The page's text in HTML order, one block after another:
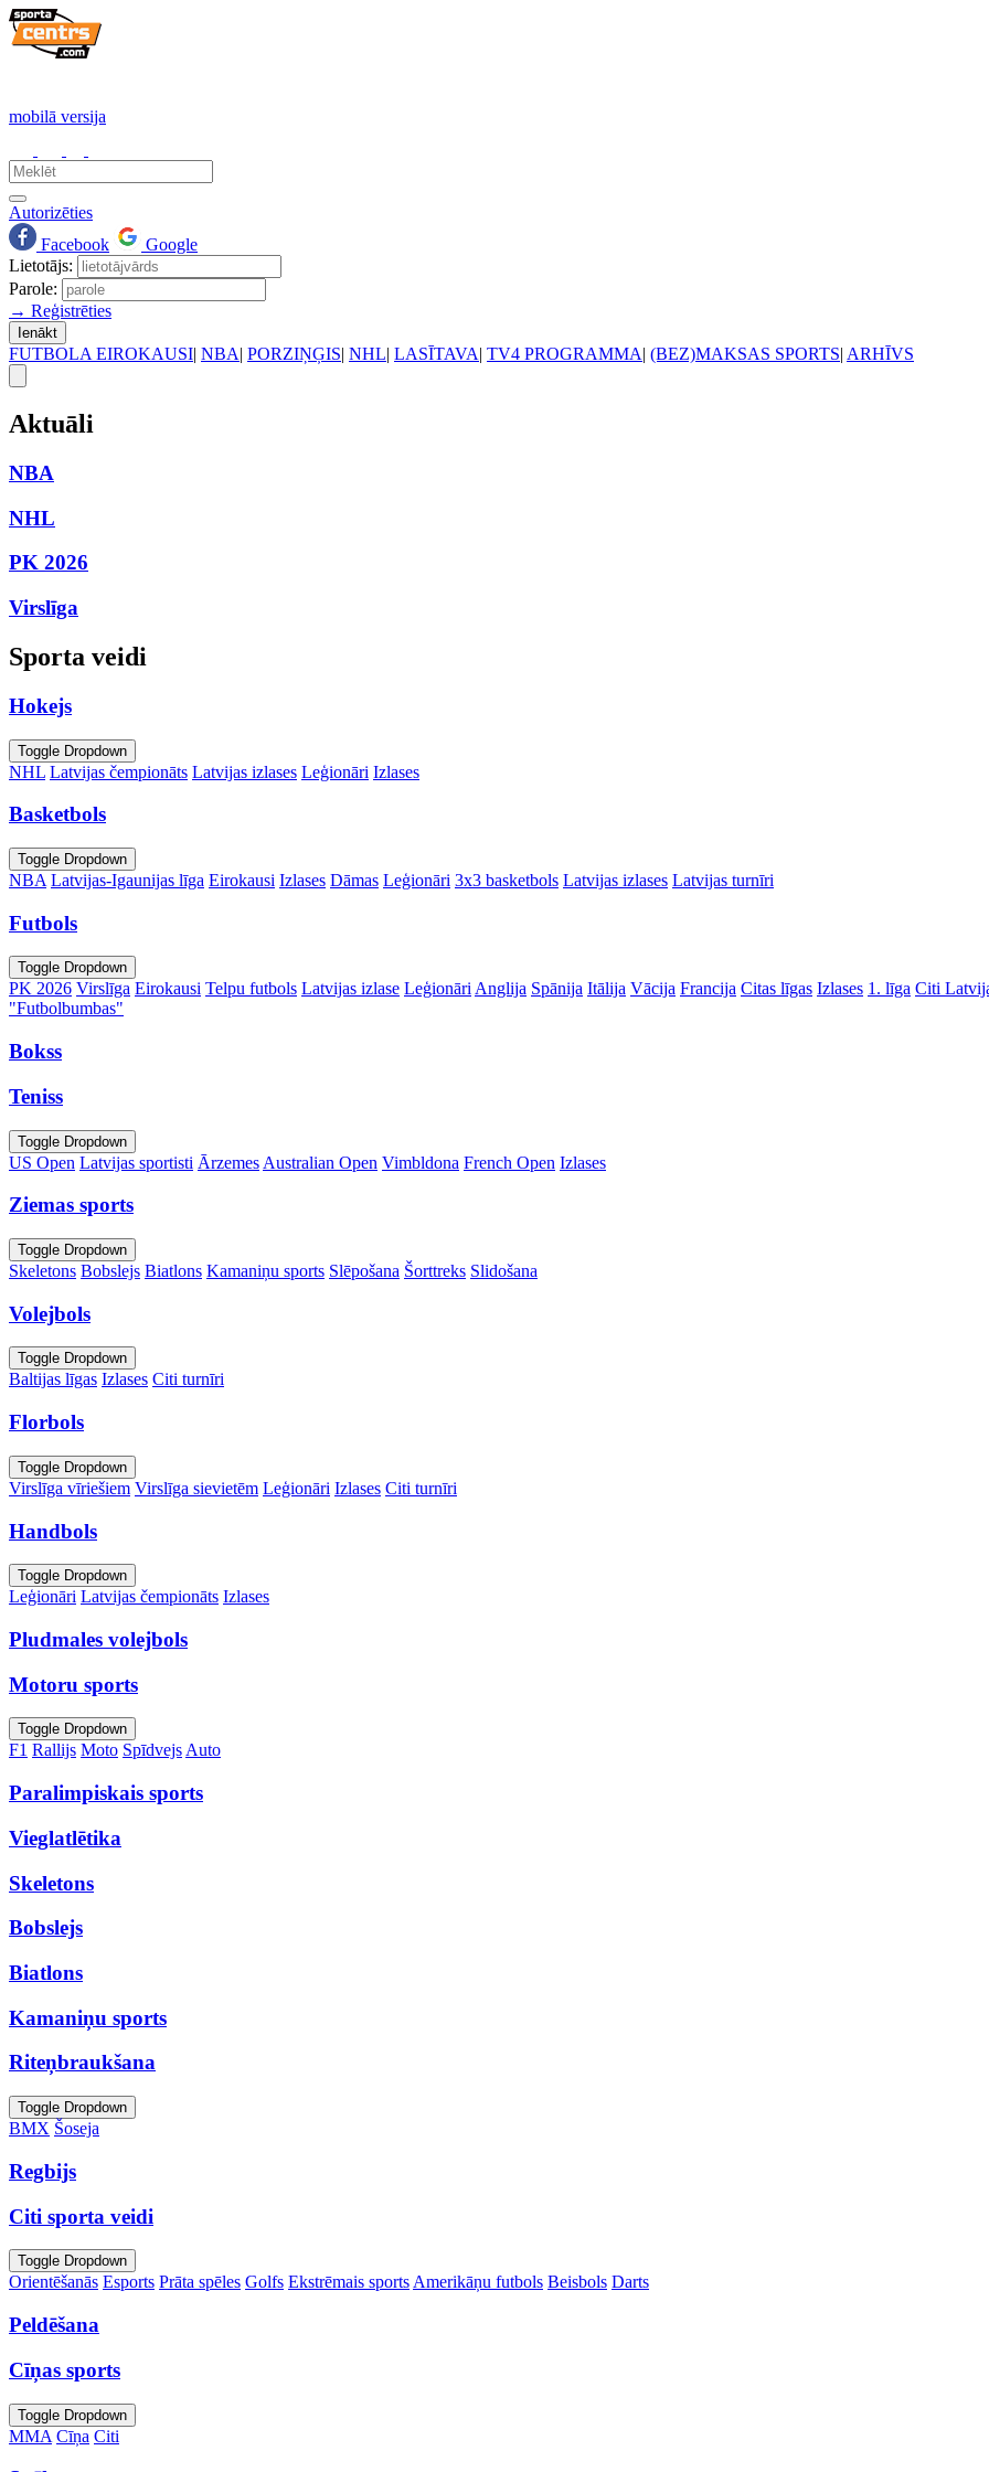
mobilā versija
Autorizēties
Facebook
Google
Lietotājs:
Parole:
→ Reģistrēties
Ienākt
FUTBOLA EIROKAUSI| NBA| PORZIŅĢIS| NHL| LASĪTAVA| TV4 PROGRAMMA| (BEZ)MAKSAS SPORTS| ARHĪVS
Aktuāli
NBA
NHL
PK 2026
Virslīga
Sporta veidi
Hokejs
Toggle Dropdown
NHL Latvijas čempionāts Latvijas izlases Leģionāri Izlases
Basketbols
Toggle Dropdown
NBA Latvijas-Igaunijas līga Eirokausi Izlases Dāmas Leģionāri 3x3 basketbols Latvijas izlases Latvijas turnīri
Futbols
Toggle Dropdown
PK 2026 Virslīga Eirokausi Telpu futbols Latvijas izlase Leģionāri Anglija Spānija Itālija Vācija Francija Citas līgas Izlases 1. līga Citi
"Futbolbumbas"
Bokss
Teniss
Toggle Dropdown
US Open Latvijas sportisti Ārzemes Australian Open Vimbldona French Open Izlases
Ziemas sports
Toggle Dropdown
Skeletons Bobslejs Biatlons Kamaniņu sports Slēpošana Šorttreks Slidošana
Volejbols
Toggle Dropdown
Baltijas līgas Izlases Citi turnīri
Florbols
Toggle Dropdown
Virslīga vīriešiem Virslīga sievietēm Leģionāri Izlases Citi turnīri
Handbols
Toggle Dropdown
Leģionāri Latvijas čempionāts Izlases
Pludmales volejbols
Motoru sports
Toggle Dropdown
F1 Rallijs Moto SpīdvejsAuto
Paralimpiskais sports
Vieglatlētika
Skeletons
Bobslejs
Biatlons
Kamaniņu sports
Riteņbraukšana
Toggle Dropdown
BMX Šoseja
Regbijs
Citi sporta veidi
Toggle Dropdown
Orientēšanās Esports Prāta spēles Golfs Ekstrēmais sports Amerikāņu futbols Beisbols Darts
Peldēšana
Cīņas sports
Toggle Dropdown
MMA Cīņa Citi